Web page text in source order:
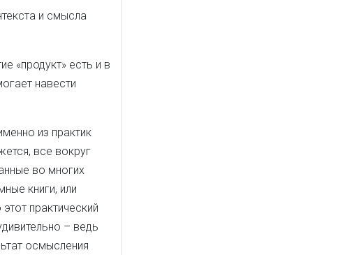
и смысла
«продукт» есть и в
навести
из практик
все вокруг
во многих
книги, или
практический
– ведь
осмысления